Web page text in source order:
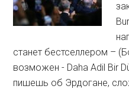
станет бестселлером –
возможен - Daha Adil Bir
пишешь об Эрдогане,